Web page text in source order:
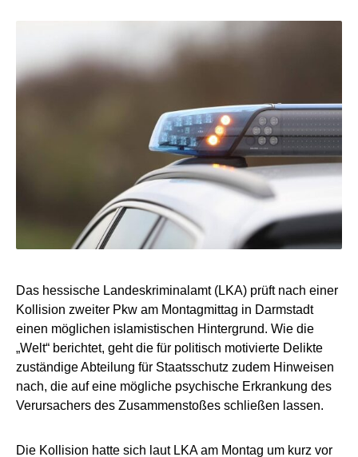
Das hessische Landeskriminalamt (LKA) prüft nach einer
Kollision zweiter Pkw am Montagmittag in Darmstadt
einen möglichen islamistischen Hintergrund. Wie die
„Welt“ berichtet, geht die für politisch motivierte Delikte
zuständige Abteilung für Staatsschutz zudem Hinweisen
nach, die auf eine mögliche psychische Erkrankung des
Verursachers des Zusammenstoßes schließen lassen.
Die Kollision hatte sich laut LKA am Montag um kurz vor